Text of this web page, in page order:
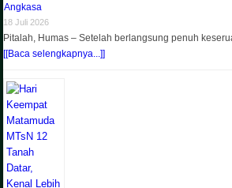
Angkasa
18 Juli 2026
Pitalah, Humas – Setelah berlangsung penuh
[[Baca selengkapnya...]]